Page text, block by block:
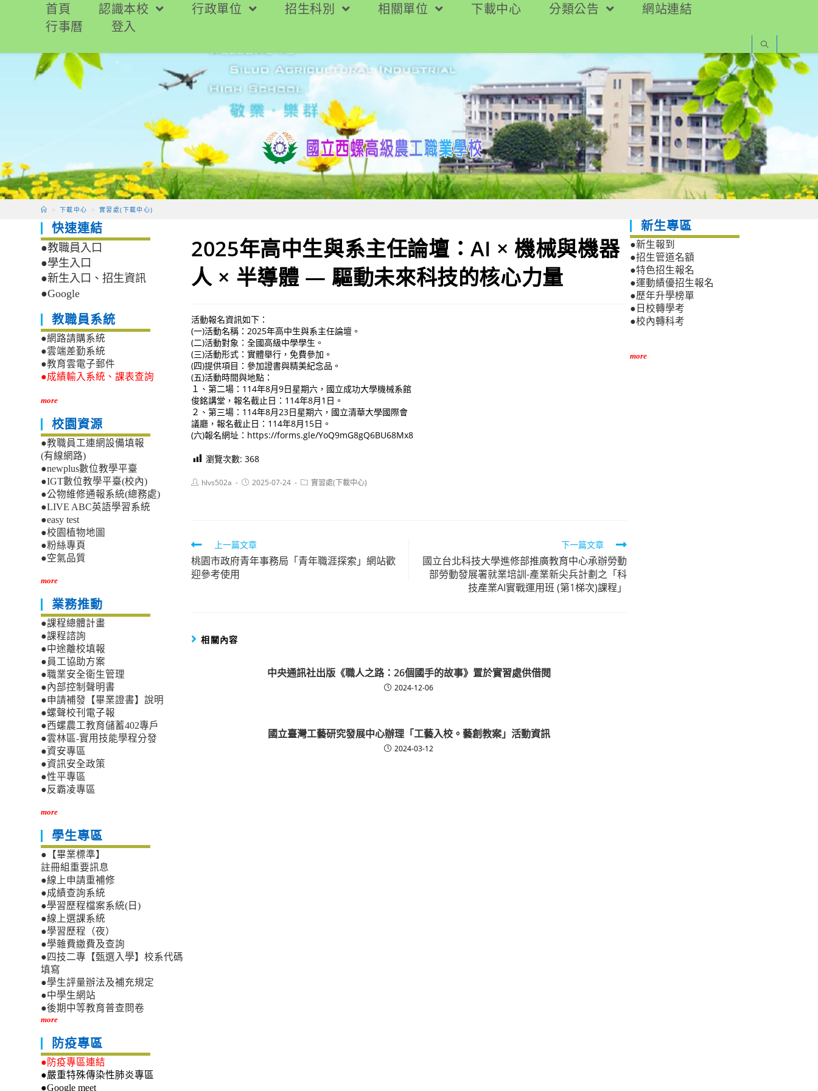
要
首頁 認識本校 行政單位 招生科別 相關單位 下載中心 分類公告
網站連結
行事曆
登入
> 下載中心 > 實習處(下載中心)
2025年高中生與系主任論壇：AI × 機械與機器
人 × 半導體 — 驅動未來科技的核心力量
活動報名資訊如下：
(一)活動名稱：2025年高中生與系主任論壇。
(二)活動對象：全國高級中學學生。
(三)活動形式：實體舉行，免費參加。
(四)提供項目：參加證書與精美紀念品。
(五)活動時間與地點：
１、第二場：114年8月9日星期六，國立成功大學機械系館
俊銘講堂，報名截止日：114年8月1日。
２、第三場：114年8月23日星期六，國立清華大學國際會
議廳，報名截止日：114年8月15日。
(六)報名網址：https://forms.gle/YoQ9mG8gQ6BU68Mx8
瀏覽次數: 368
Posthlvs502a
Post2025-07-24
Post實習處(下載中心)
Read
more
articles
上一篇文章
桃園市政府青年事務局「青年職涯探索」網站歡
迎參考使用
下一篇文章
國立台北科技大學進修部推廣教育中心承辦勞動
部勞動發展署就業培訓-產業新尖兵計劃之「科
技產業AI實戰運用班 (第1梯次)課程」
相關內容
中央通訊社出版《職人之路：26個國手的故事》置於實習處供借閱
2024-12-06
國立臺灣工藝研究發展中心辦理「工藝入校。藝創教案」活動資訊
2024-03-12
快速連結
●教職員入口
●學生入口
●新生入口、招生資訊
●Google
教職員系統
●網路請購系統
●雲端差勤系統
●教育雲電子郵件
●成績輸入系統、課表查詢
more
校園資源
●教職員工連網設備填報
(有線網路)
●newplus數位教學平臺
●IGT數位教學平臺(校內)
●公物維修通報系統(總務處)
●LIVE ABC英語學習系統
●easy test
●校園植物地圖
●粉絲專頁
●空氣品質
more
業務推動
●課程總體計畫
●課程諮詢
●中途離校填報
●員工協助方案
●職業安全衛生管理
●內部控制聲明書
●申請補發【畢業證書】說明
●螺聲校刊電子報
●西螺農工教育儲蓄402專戶
●雲林區-實用技能學程分發
●資安專區
●資訊安全政策
●性平專區
●反霸凌專區
more
學生專區
●【畢業標準】
註冊組重要訊息
●線上申請重補修
●成績查詢系統
●學習歷程檔案系統(日)
●線上選課系統
●學習歷程（夜）
●學雜費繳費及查詢
●四技二專【甄選入學】校系代碼
填寫
●學生評量辦法及補充規定
●中學生網站
●後期中等教育普查問卷
more
防疫專區
●防疫專區連結
●嚴重特殊傳染性肺炎專區
●Google meet
新生專區
●新生報到
●招生管道名額
●特色招生報名
●運動績優招生報名
●歷年升學榜單
●日校轉學考
●校內轉科考
more